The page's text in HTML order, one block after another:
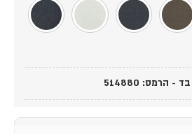
- הרמס:
514880